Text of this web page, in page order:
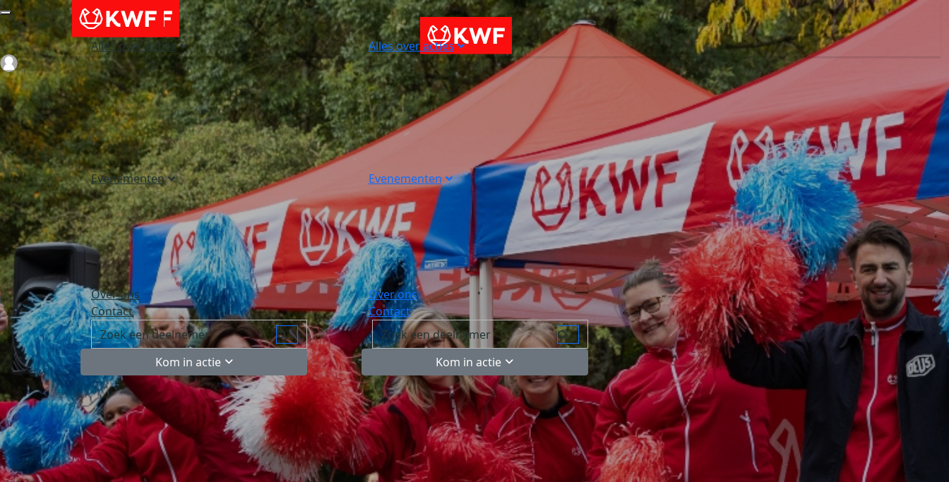
Alles over acties
Evenementen
Over ons
Contact
Kom in actie
Alles over acties
Evenementen
Over ons
Contact
Kom in actie
Login